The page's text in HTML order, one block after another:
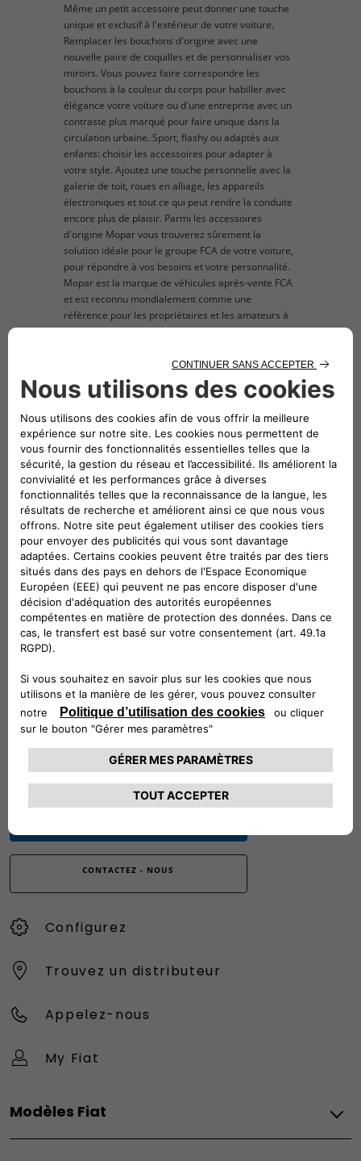
Même un petit accessoire peut donner une touche
unique et exclusif à l'extérieur de votre voiture.
Remplacer les bouchons d'origine avec une
nouvelle paire de coquilles et de personnaliser vos
miroirs. Vous pouvez faire correspondre les
bouchons à la couleur du corps pour habiller avec
élégance votre voiture ou d'une entreprise avec un
contraste plus marqué pour faire unique dans la
circulation urbaine. Sport, flashy ou adaptés aux
enfants: choisir les accessoires pour adapter à
votre style. Ajoutez une touche personnelle avec la
galerie de toit, roues en alliage, les appareils
électroniques et tout ce qui peut rendre la conduite
encore plus de plaisir. Parmi les accessoires
d'origine Mopar vous trouverez sûrement la
solution idéale pour le groupe FCA de votre voiture,
pour répondre à vos besoins et votre personnalité.
Mopar est la marque de véhicules après-vente FCA
et est reconnu mondialement comme une
référence pour les propriétaires et les amateurs à
la recherche de pièces de rechange et accessoires
du produit mis en vente est purement titre indicatif
et d'illustration.
description technique
Kit composé des coques droite et gauche.
Véhicules compatibles
Suivez-nous
CONTACTEZ LE SERVICE CLIENT
CIAO FIAT SERVICE CLIENT
00 800 342 800 00
Numéro gratuit
CONTACTEZ - NOUS
Configurez
Trouvez un distributeur
Appelez-nous
My Fiat
Modèles Fiat